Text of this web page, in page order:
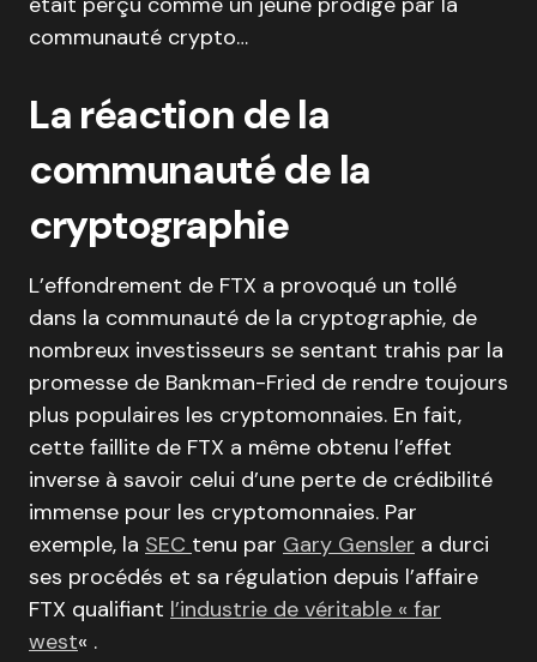
communauté crypto…
La réaction de la
communauté de la
cryptographie
L’effondrement de FTX a provoqué un tollé
dans la communauté de la cryptographie, de
nombreux investisseurs se sentant trahis par la
promesse de Bankman-Fried de rendre toujours
plus populaires les cryptomonnaies. En fait,
cette faillite de FTX a même obtenu l’effet
inverse à savoir celui d’une perte de crédibilité
immense pour les cryptomonnaies. Par
exemple, la SEC tenu par Gary Gensler a durci
ses procédés et sa régulation depuis l’affaire
FTX qualifiant l’industrie de véritable « far
west« .